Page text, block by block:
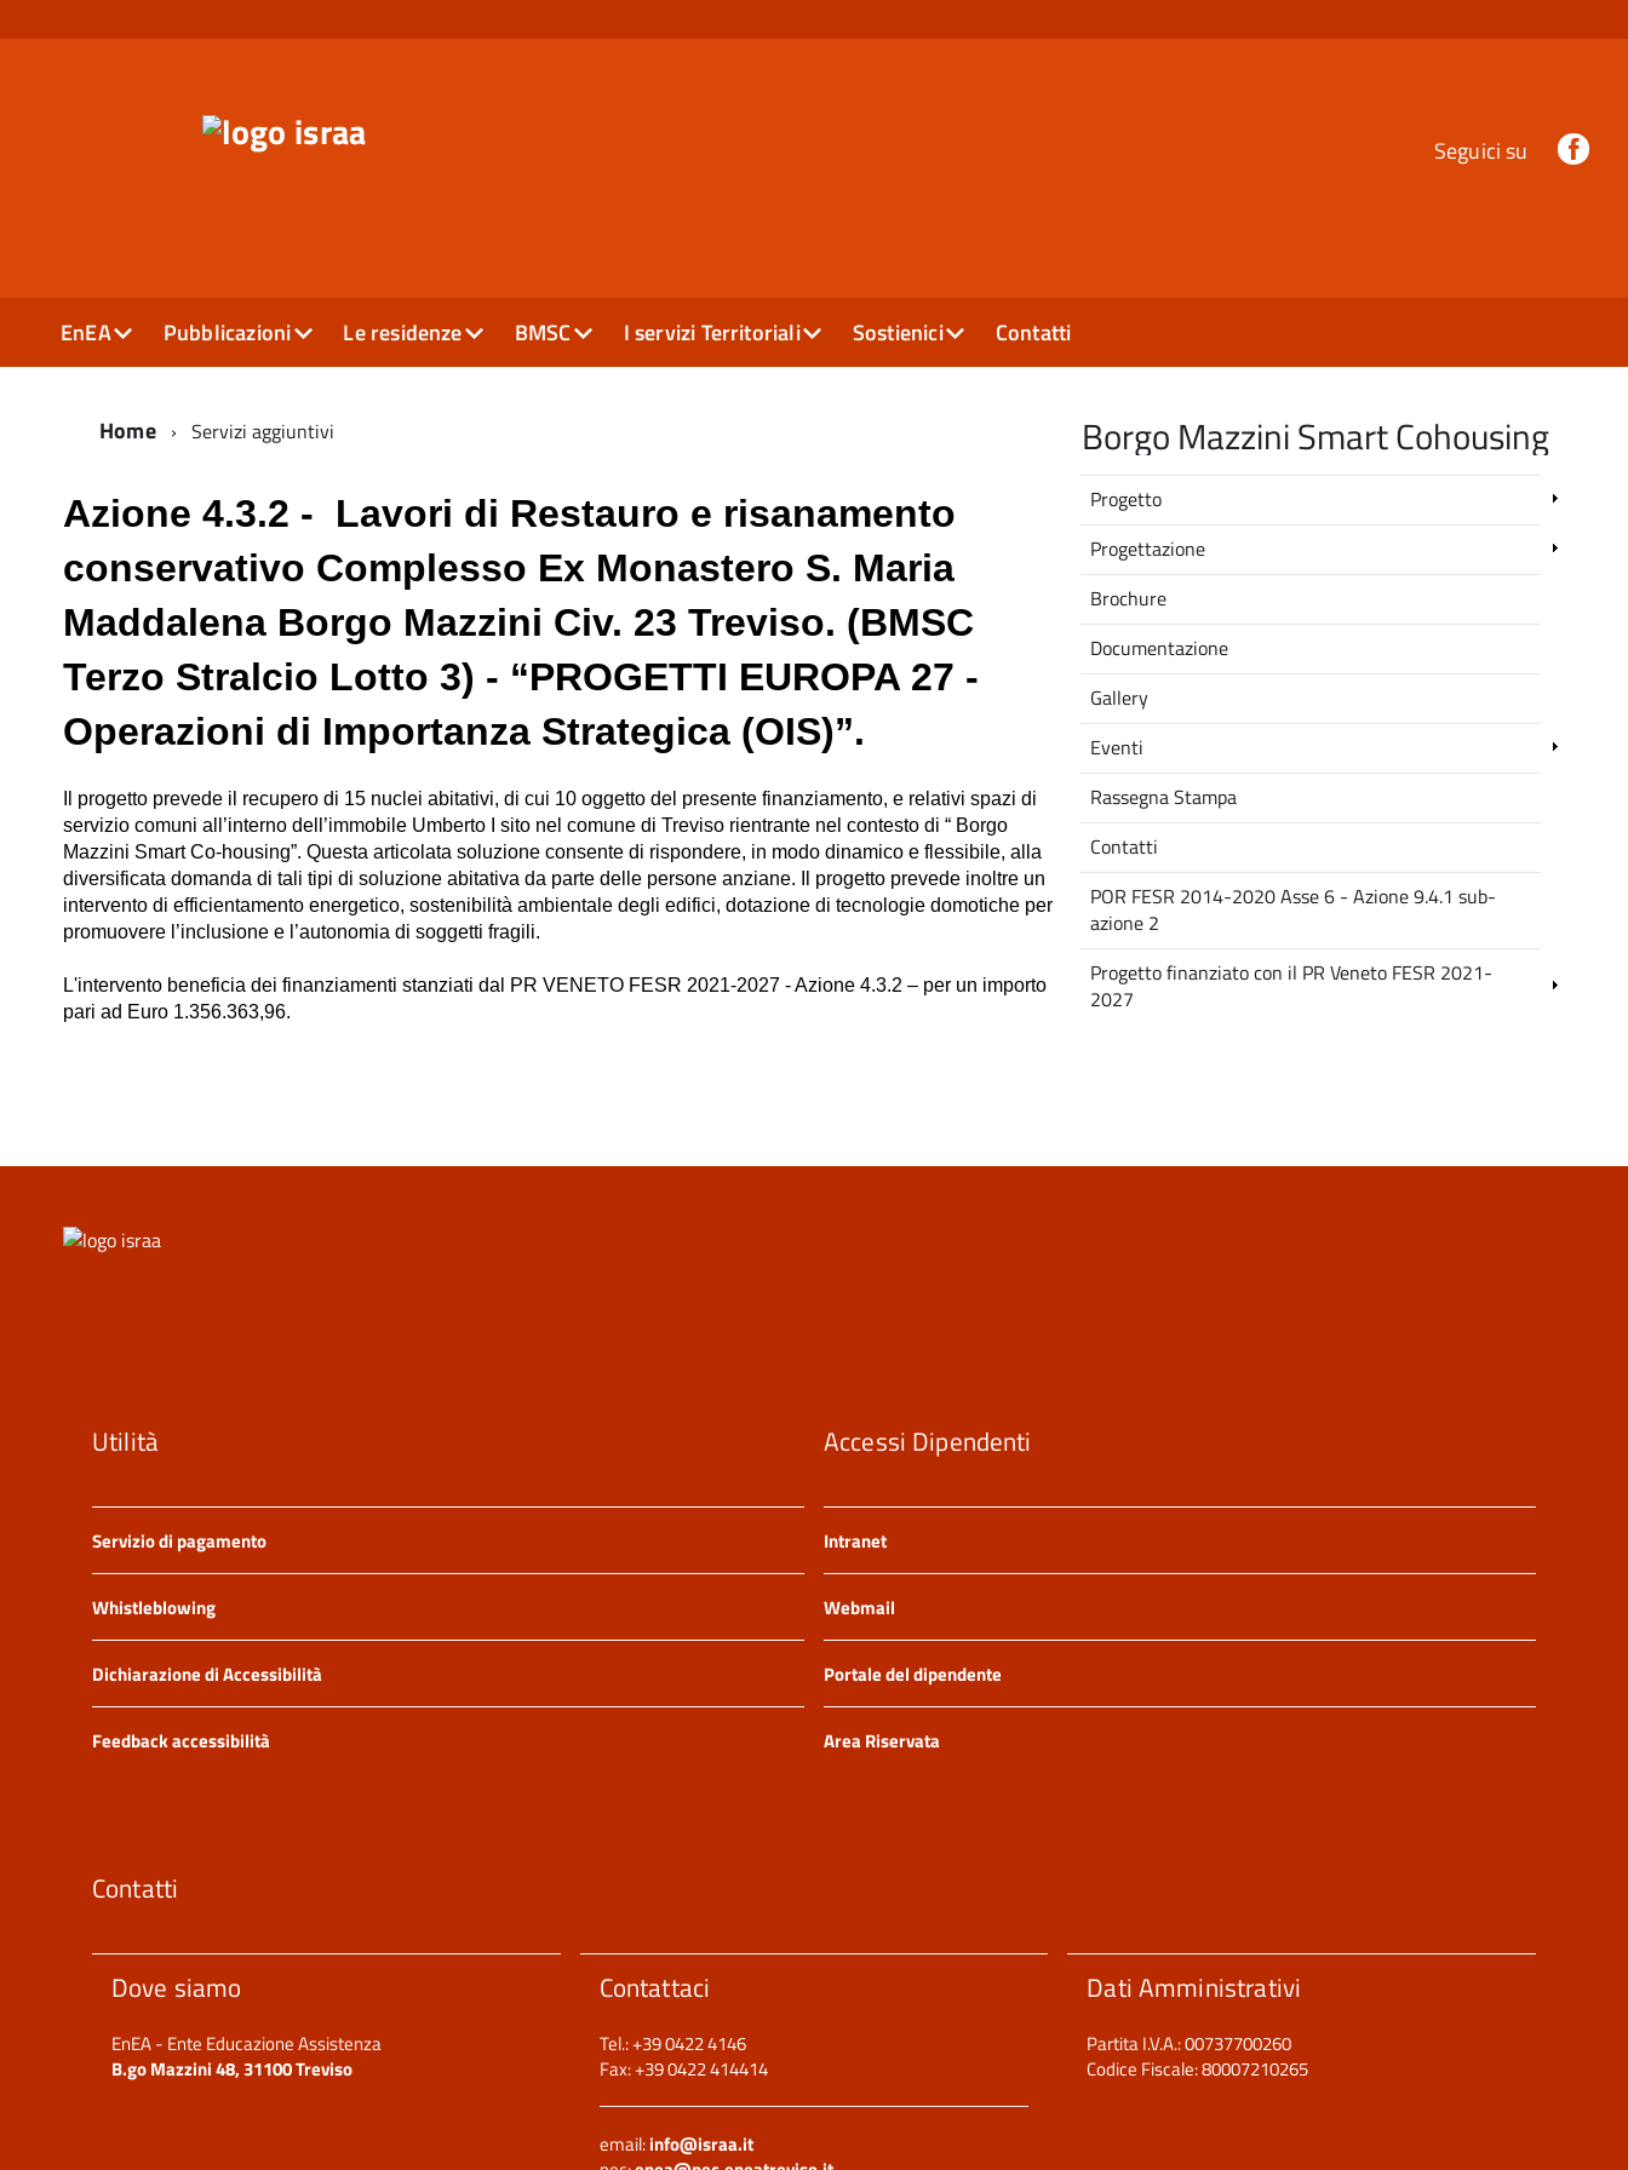
Seguici su
EnEA Pubblicazioni Le residenze BMSC I servizi Territoriali Sostienici Contatti
Home Servizi aggiuntivi
Azione 4.3.2 - Lavori di Restauro e risanamento
conservativo Complesso Ex Monastero S. Maria
Maddalena Borgo Mazzini Civ. 23 Treviso. (BMSC
Terzo Stralcio Lotto 3) - “PROGETTI EUROPA 27 -
Operazioni di Importanza Strategica (OIS)”.
Il progetto prevede il recupero di 15 nuclei abitativi, di cui 10 oggetto del presente finanziamento, e relativi spazi di
servizio comuni all’interno dell’immobile Umberto I sito nel comune di Treviso rientrante nel contesto di “ Borgo
Mazzini Smart Co-housing”. Questa articolata soluzione consente di rispondere, in modo dinamico e flessibile, alla
diversificata domanda di tali tipi di soluzione abitativa da parte delle persone anziane. Il progetto prevede inoltre un
intervento di efficientamento energetico, sostenibilità ambientale degli edifici, dotazione di tecnologie domotiche per
promuovere l’inclusione e l’autonomia di soggetti fragili.
L'intervento beneficia dei finanziamenti stanziati dal PR VENETO FESR 2021-2027 - Azione 4.3.2 – per un importo
pari ad Euro 1.356.363,96.
Borgo Mazzini Smart Cohousing
Progetto
Progettazione
Brochure
Documentazione
Gallery
Eventi
Rassegna Stampa
Contatti
POR FESR 2014-2020 Asse 6 - Azione 9.4.1 sub-
azione 2
Progetto finanziato con il PR Veneto FESR 2021-
2027
Utilità
Servizio di pagamento
Whistleblowing
Dichiarazione di Accessibilità
Feedback accessibilità
Accessi Dipendenti
Intranet
Webmail
Portale del dipendente
Area Riservata
Contatti
Dove siamo
EnEA - Ente Educazione Assistenza
B.go Mazzini 48, 31100 Treviso
Contattaci
Tel.: +39 0422 4146
Fax: +39 0422 414414
email:info@israa.it
Dati Amministrativi
Partita I.V.A.: 00737700260
Codice Fiscale: 80007210265